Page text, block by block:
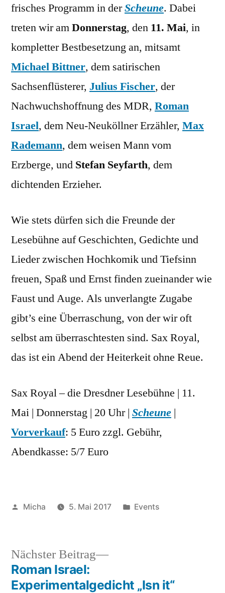
11.
Mai
in
der
Scheune
frisches Programm in derScheune. Dabei
treten wir amDonnerstag, den 11. Mai, in
kompletter Bestbesetzung an, mitsamt
Michael Bittner, dem satirischen
Sachsenflüsterer, Julius Fischer, der
Nachwuchshoffnung des MDR, Roman
Israel, dem Neu-Neuköllner Erzähler, Max
Rademann, dem weisen Mann vom
Erzberge, und Stefan Seyfarth, dem
dichtenden Erzieher.
Wie stets dürfen sich die Freunde der
Lesebühne auf Geschichten, Gedichte und
Lieder zwischen Hochkomik und Tiefsinn
freuen, Spaß und Ernst finden zueinander wie
Faust und Auge. Als unverlangte Zugabe
gibt’s eine Überraschung, von der wir oft
selbst am überraschtesten sind. Sax Royal,
das ist ein Abend der Heiterkeit ohne Reue.
Sax Royal – die Dresdner Lesebühne | 11.
Mai | Donnerstag | 20 Uhr | Scheune |
Vorverkauf: 5 Euro zzgl. Gebühr,
Abendkasse: 5/7 Euro
Veröffentlicht
Micha 5. Mai 2017
Veröffentlicht
Events
Beitragsnavigation
Nächster Beitrag
Nächster
Roman Israel:
Experimentalgedicht „Isn it“